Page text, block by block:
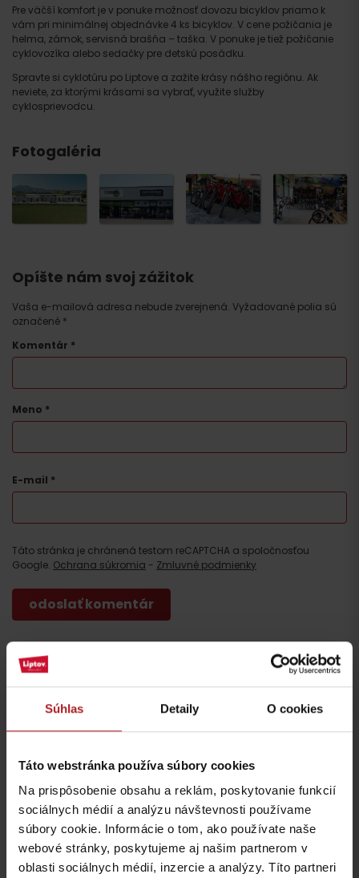
Súhlas Detaily O cookies
Táto webstránka používa súbory cookies
Na prispôsobenie obsahu a reklám, poskytovanie funkcií
sociálnych médií a analýzu návštevnosti používame
súbory cookie. Informácie o tom, ako používate naše
webové stránky, poskytujeme aj našim partnerom v
oblasti sociálnych médií, inzercie a analýzy. Títo partneri
Pre väčší komfort je v ponuke možnosť dovozu bicyklov priamo k
vám pri minimálnej objednávke 4 ks bicyklov. V cene požičania je
helma, zámok, servisná brašňa – taška. V ponuke je tiež požičanie
cyklovozíka alebo sedačky pre detskú posádku.
Spravte si cyklotúru po Liptove a zažite krásy nášho regiónu. Ak
neviete, za ktorými krásami sa vybrať, využite služby
cyklosprievodcu.
Fotogaléria
Opíšte nám svoj zážitok
Vaša e-mailová adresa nebude zverejnená. Vyžadované polia sú
označené *
Komentár *
Meno *
E-mail *
Táto stránka je chránená testom reCAPTCHA a spoločnosťou
Google. Ochrana súkromia - Zmluvné podmienky
Kde jesť a piť v blízkosti:
Reštaurácia hotela
Jánošík
Liptovský Mikuláš
Cukráreň a kaviareň
Sonata
Liptovský Mikuláš